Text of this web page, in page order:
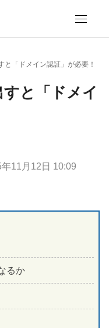
と「ドメイン認証」が必要！
と「ドメイ
11月12日 10:09
るか